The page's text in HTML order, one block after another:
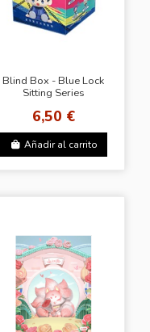
Blind Box - Blue Lock
Sitting Series
6,50 €
Añadir al carrito